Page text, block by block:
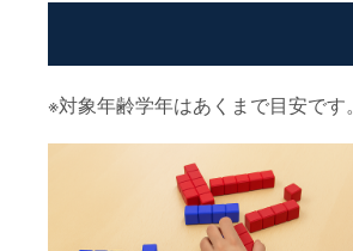
※対象年齢学年はあくまで目安です。